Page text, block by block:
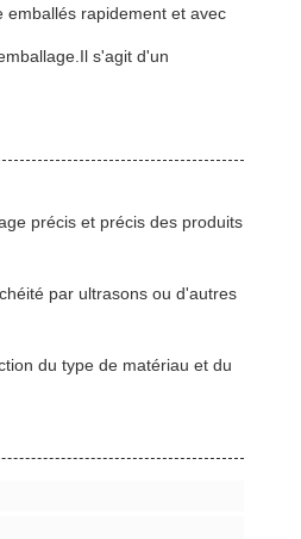
emballés rapidement et avec
s'agit d'un
précis et précis des produits
par ultrasons ou d'autres
du type de matériau et du